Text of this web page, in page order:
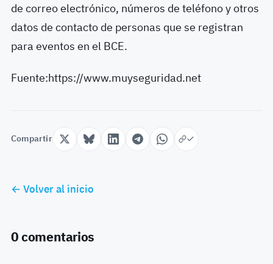
de correo electrónico, números de teléfono y otros
datos de contacto de personas que se registran
para eventos en el BCE.
Fuente:https://www.muyseguridad.net
Compartir
← Volver al inicio
0 comentarios